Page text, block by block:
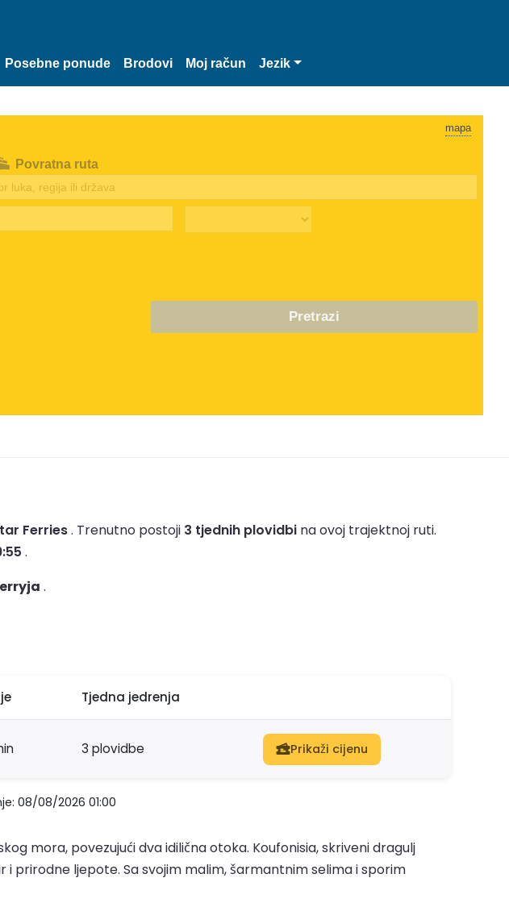
Posebne ponude Brodovi Moj račun Jezik
mapa
Povratna ruta
Pretrazi
Ferries. Trenutno postoji 3 tjednih plovidbi na ovoj trajektnoj ruti.
.
.
Tjedna jedrenja
3 plovidbe Prikaži cijenu
08/08/2026 01:00
mora, povezujući dva idilična otoka. Koufonisia, skriveni dragulj
prirodne ljepote. Sa svojim malim, šarmantnim selima i sporim